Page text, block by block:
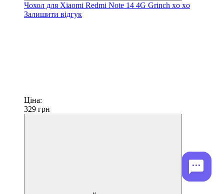
Чохол для Xiaomi Redmi Note 14 4G Grinch xo xo
Залишити відгук
Ціна:
329 грн